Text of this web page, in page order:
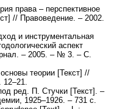
права – перспективное
// Правоведение. – 2002.
и инструментальная
аспект
– 2005. – № 3. – С.
теории [Текст] //
ред. П. Стучки [Текст]. –
1925–1926. – 731 с.